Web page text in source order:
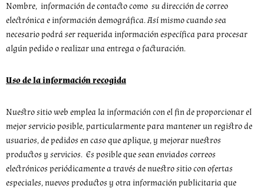
Nombre, información de contacto como su dirección de correo
electrónica e información demográfica. Así mismo cuando sea
necesario podrá ser requerida información específica para procesar
algún pedido o realizar una entrega o facturación.
Uso de la información recogida
Nuestro sitio web emplea la información con el fin de proporcionar el
mejor servicio posible, particularmente para mantener un registro de
usuarios, de pedidos en caso que aplique, y mejorar nuestros
productos y servicios. Es posible que sean enviados correos
electrónicos periódicamente a través de nuestro sitio con ofertas
especiales, nuevos productos y otra información publicitaria que